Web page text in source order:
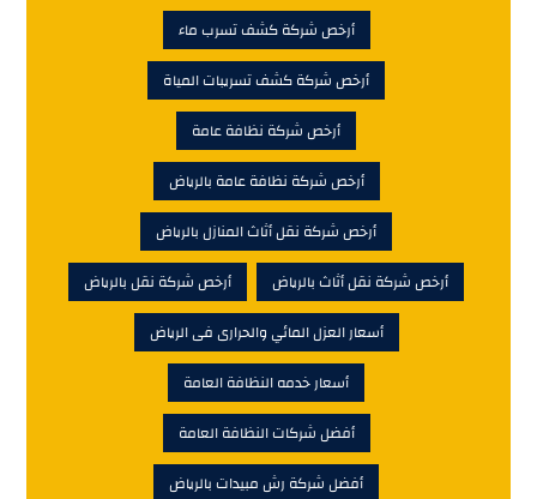
أرخص شركة كشف تسرب ماء
أرخص شركة كشف تسريبات المياة
أرخص شركة نظافة عامة
أرخص شركة نظافة عامة بالرياض
أرخص شركة نقل أثاث المنازل بالرياض
أرخص شركة نقل أثاث بالرياض
أرخص شركة نقل بالرياض
أسعار العزل المائي والحرارى فى الرياض
أسعار خدمه النظافة العامة
أفضل شركات النظافة العامة
أفضل شركة رش مبيدات بالرياض